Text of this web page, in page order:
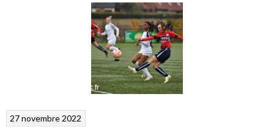
27 novembre 2022